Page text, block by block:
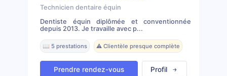
Technicien dentaire équin
Dentiste équin diplômée et conventionnée
depuis 2013. Je travaille avec p...
📖 5 prestations ⚠️ Clientèle presque complète
Prendre rendez-vous Profil